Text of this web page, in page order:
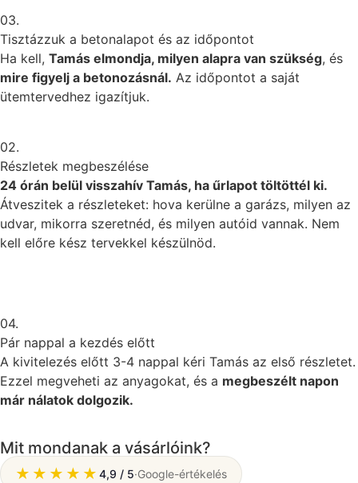
03.
Tisztázzuk a betonalapot és az időpontot
Ha kell, Tamás elmondja, milyen alapra van szükség, és
mire figyelj a betonozásnál. Az időpontot a saját
ütemtervedhez igazítjuk.
02.
Részletek megbeszélése
24 órán belül visszahív Tamás, ha űrlapot töltöttél ki.
Átveszitek a részleteket: hova kerülne a garázs, milyen az
udvar, mikorra szeretnéd, és milyen autóid vannak. Nem
kell előre kész tervekkel készülnöd.
04.
Pár nappal a kezdés előtt
A kivitelezés előtt 3-4 nappal kéri Tamás az első részletet.
Ezzel megveheti az anyagokat, és a megbeszélt napon
már nálatok dolgozik.
Mit mondanak a vásárlóink?
★★★★★ 4,9 / 5·Google-értékelés